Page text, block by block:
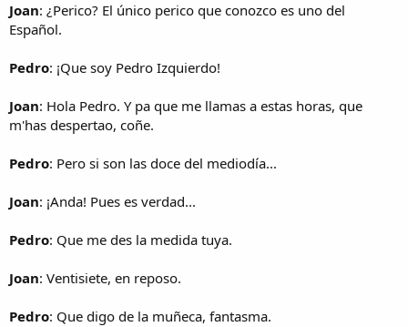
Joan: ¿Perico? El único perico que conozco es uno del
Español.
Pedro: ¡Que soy Pedro Izquierdo!
Joan: Hola Pedro. Y pa que me llamas a estas horas, que
m'has despertao, coñe.
Pedro: Pero si son las doce del mediodía...
Joan: ¡Anda! Pues es verdad...
Pedro: Que me des la medida tuya.
Joan: Ventisiete, en reposo.
Pedro: Que digo de la muñeca, fantasma.